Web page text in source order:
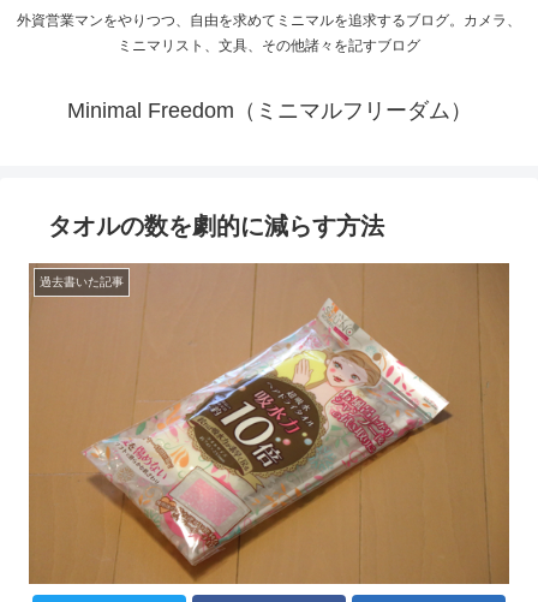
外資営業マンをやりつつ、自由を求めてミニマルを追求するブログ。カメラ、
ミニマリスト、文具、その他諸々を記すブログ
Minimal Freedom（ミニマルフリーダム）
タオルの数を劇的に減らす方法
過去書いた記事